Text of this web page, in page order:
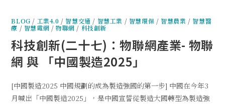
BLOG / 工業4.0 /智慧交通 / 智慧工業 / 智慧環保 /智慧農業 /智慧醫
療 / 智慧電網 /物聯網 / 科技創新
科技創新(二十七)：物聯網產業- 物聯
網 與 「中國製造2025」
[中國製造2025 中國規劃的成為製造強國的第一步] 中國在今年3
月喊出「中國製造2025」，是中國宣誓從製造大國轉型為製造強